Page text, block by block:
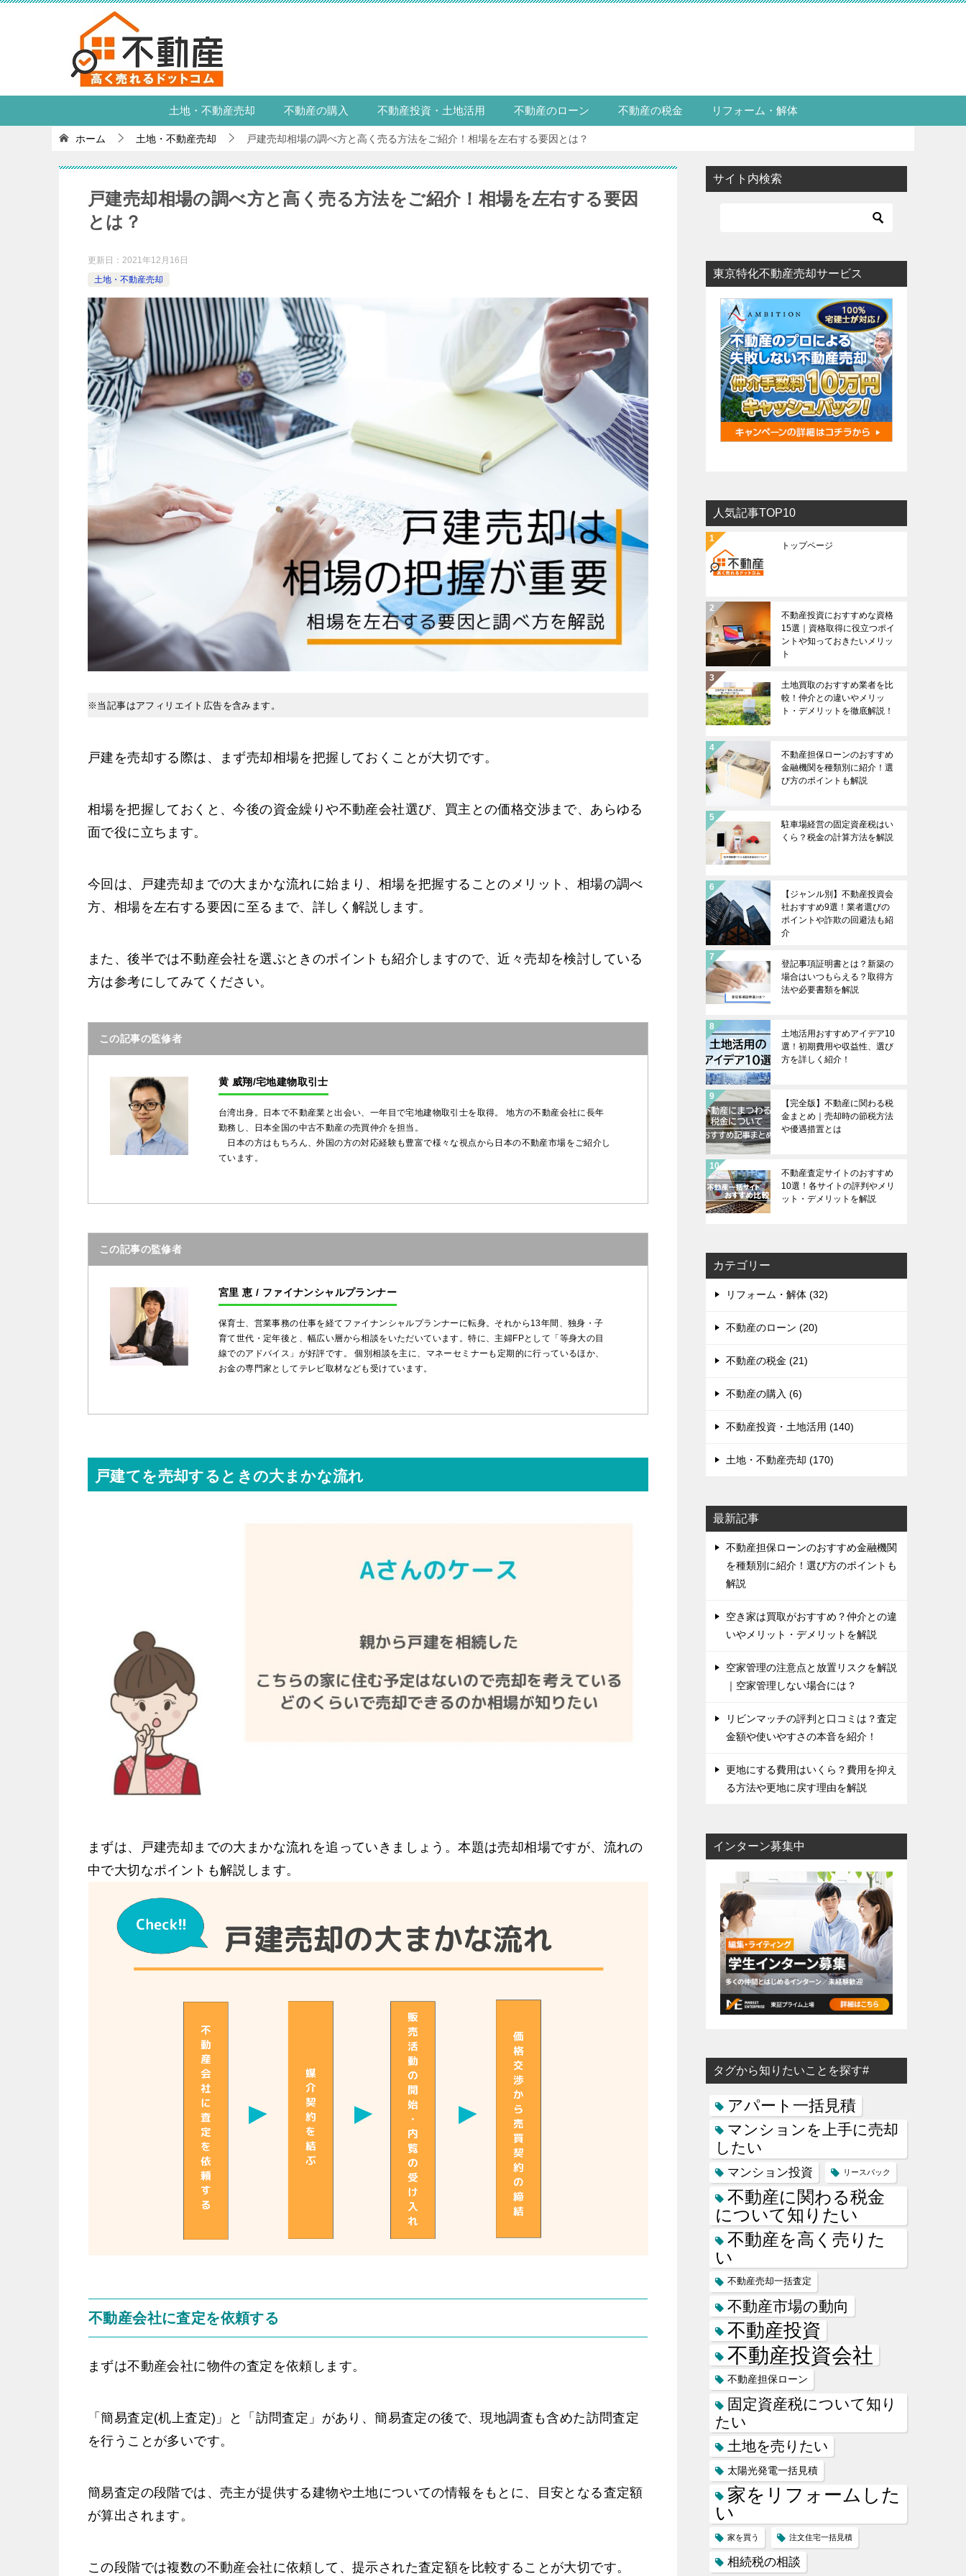
土地・不動産売却 不動産の購入 不動産投資・土地活用 不動産のローン 不動産の税金 リフォーム・解体
ホーム 土地・不動産売却 戸建売却相場の調べ方と高く売る方法をご紹介！相場を左右する要因とは？
戸建売却相場の調べ方と高く売る方法をご紹介！相場を左右する要因
とは？
更新日： 2021年12月16日
土地・不動産売却
※当記事はアフィリエイト広告を含みます。
戸建を売却する際は、まず売却相場を把握しておくことが大切です。
相場を把握しておくと、今後の資金繰りや不動産会社選び、買主との価格交渉まで、あらゆる
面で役に立ちます。
今回は、戸建売却までの大まかな流れに始まり、相場を把握することのメリット、相場の調べ
方、相場を左右する要因に至るまで、詳しく解説します。
また、後半では不動産会社を選ぶときのポイントも紹介しますので、近々売却を検討している
方は参考にしてみてください。
この記事の監修者
黄 威翔/宅地建物取引士
台湾出身。日本で不動産業と出会い、一年目で宅地建物取引士を取得。 地方の不動産会社に長年
勤務し、日本全国の中古不動産の売買仲介を担当。
日本の方はもちろん、外国の方の対応経験も豊富で様々な視点から日本の不動産市場をご紹介し
ています。
この記事の監修者
宮里 恵 / ファイナンシャルプランナー
保育士、営業事務の仕事を経てファイナンシャルプランナーに転身。それから13年間、独身・子
育て世代・定年後と、幅広い層から相談をいただいています。特に、主婦FPとして「等身大の目
線でのアドバイス」が好評です。 個別相談を主に、マネーセミナーも定期的に行っているほか、
お金の専門家としてテレビ取材なども受けています。
戸建てを売却するときの大まかな流れ
まずは、戸建売却までの大まかな流れを追っていきましょう。本題は売却相場ですが、流れの
中で大切なポイントも解説します。
不動産会社に査定を依頼する
まずは不動産会社に物件の査定を依頼します。
「簡易査定(机上査定)」と「訪問査定」があり、簡易査定の後で、現地調査も含めた訪問査定
を行うことが多いです。
簡易査定の段階では、売主が提供する建物や土地についての情報をもとに、目安となる査定額
が算出されます。
この段階では複数の不動産会社に依頼して、提示された査定額を比較することが大切です。
サイト内検索
東京特化不動産売却サービス
人気記事TOP10
トップページ
不動産投資におすすめな資格
15選｜資格取得に役立つポイ
ントや知っておきたいメリッ
ト
土地買取のおすすめ業者を比
較！仲介との違いやメリッ
ト・デメリットを徹底解説！
不動産担保ローンのおすすめ
金融機関を種類別に紹介！選
び方のポイントも解説
駐車場経営の固定資産税はい
くら？税金の計算方法を解説
【ジャンル別】不動産投資会
社おすすめ9選！業者選びの
ポイントや詐欺の回避法も紹
介
登記事項証明書とは？新築の
場合はいつもらえる？取得方
法や必要書類を解説
土地活用おすすめアイデア10
選！初期費用や収益性、選び
方を詳しく紹介！
【完全版】不動産に関わる税
金まとめ｜売却時の節税方法
や優遇措置とは
不動産査定サイトのおすすめ
10選！各サイトの評判やメリ
ット・デメリットを解説
カテゴリー
リフォーム・解体 (32)
不動産のローン (20)
不動産の税金 (21)
不動産の購入 (6)
不動産投資・土地活用 (140)
土地・不動産売却 (170)
最新記事
不動産担保ローンのおすすめ金融機関
を種類別に紹介！選び方のポイントも
解説
空き家は買取がおすすめ？仲介との違
いやメリット・デメリットを解説
空家管理の注意点と放置リスクを解説
｜空家管理しない場合には？
リビンマッチの評判と口コミは？査定
金額や使いやすさの本音を紹介！
更地にする費用はいくら？費用を抑え
る方法や更地に戻す理由を解説
インターン募集中
タグから知りたいことを探す#
アパート一括見積
マンションを上手に売却
したい
マンション投資 リースバック
不動産に関わる税金
について知りたい
不動産を高く売りた
い
不動産売却一括査定
不動産市場の動向
不動産投資
不動産投資会社
不動産担保ローン
固定資産税について知り
たい
土地を売りたい
太陽光発電一括見積
家をリフォームした
い
家を買う 注文住宅一括見積
相続税の相談